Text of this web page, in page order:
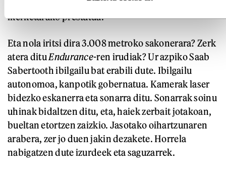
. Izotza hausteko ontzia, baina poloetako
ikerketarako prestatua.
Eta nola iritsi dira 3.008 metroko sakonerara? Zerk
atera ditu Endurance-ren irudiak? Ur azpiko Saab
Sabertooth ibilgailu bat erabili dute. Ibilgailu
autonomoa, kanpotik gobernatua. Kamerak laser
bidezko eskanerra eta sonarra ditu. Sonarrak soinu
uhinak bidaltzen ditu, eta, haiek zerbait jotakoan,
bueltan etortzen zaizkio. Jasotako oihartzunaren
arabera, zer jo duen jakin dezakete. Horrela
nabigatzen dute izurdeek eta saguzarrek.